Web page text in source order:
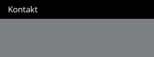
Kontakt